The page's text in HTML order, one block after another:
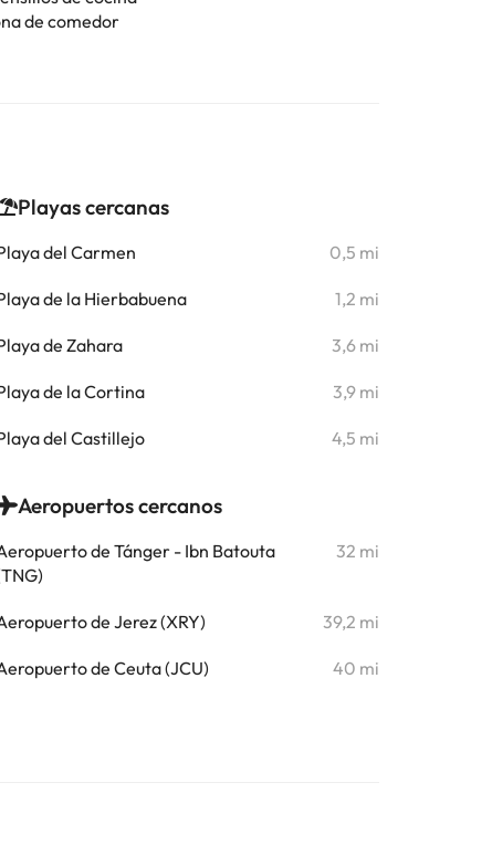
de comedor
Playas cercanas
del Carmen 0,5 mi
de la Hierbabuena 1,2 mi
de Zahara 3,6 mi
de la Cortina 3,9 mi
del Castillejo 4,5 mi
Aeropuertos cercanos
de Tánger - Ibn Batouta
32 mi
de Jerez (XRY) 39,2 mi
de Ceuta (JCU) 40 mi